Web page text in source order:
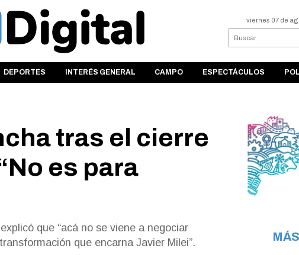
viernes 07 de
DEPORTES INTERÉS GENERAL CAMPO ESPECTÁCULOS
tras el cierre
es para
que “acá no se viene a negociar
que encarna Javier Milei”.